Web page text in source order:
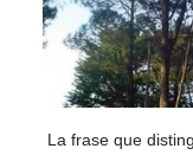
La frase que